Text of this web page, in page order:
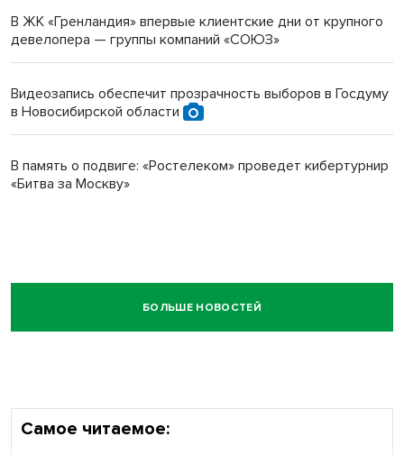
В ЖК «Гренландия» впервые клиентские дни от крупного
девелопера — группы компаний «СОЮЗ»
Видеозапись обеспечит прозрачность выборов в Госдуму
в Новосибирской области
В память о подвиге: «Ростелеком» проведет кибертурнир
«Битва за Москву»
БОЛЬШЕ НОВОСТЕЙ
Самое читаемое: